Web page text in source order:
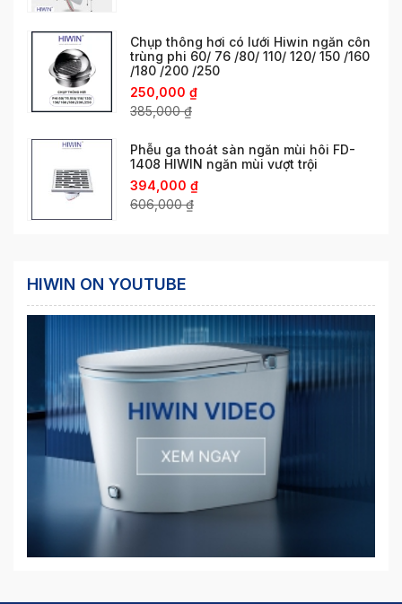
Chụp thông hơi có lưới Hiwin ngăn côn
trùng phi 60/ 76 /80/ 110/ 120/ 150 /160
/180 /200 /250
250,000 ₫
385,000₫
Phễu ga thoát sàn ngăn mùi hôi FD-
1408 HIWIN ngăn mùi vượt trội
394,000 ₫
606,000₫
HIWIN ON YOUTUBE